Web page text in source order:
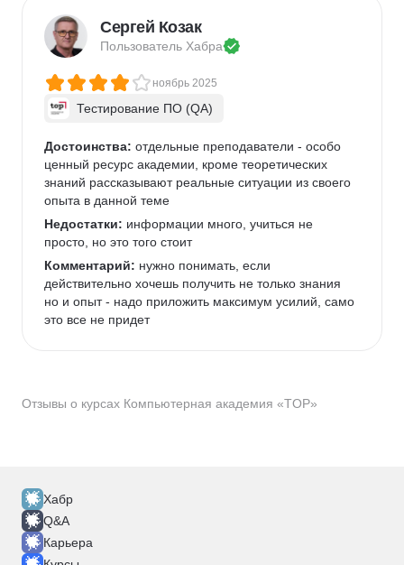
Отзывы о курсах Компьютерная академия «TOP»
Сергей Козак
Пользователь Хабра
ноябрь 2025
Тестирование ПО (QA)
Достоинства: отдельные преподаватели - особо
ценный ресурс академии, кроме теоретических
знаний рассказывают реальные ситуации из своего
опыта в данной теме
Недостатки: информации много, учиться не
просто, но это того стоит
Комментарий: нужно понимать, если
действительно хочешь получить не только знания
но и опыт - надо приложить максимум усилий, само
это все не придет
Хабр
Q&A
Карьера